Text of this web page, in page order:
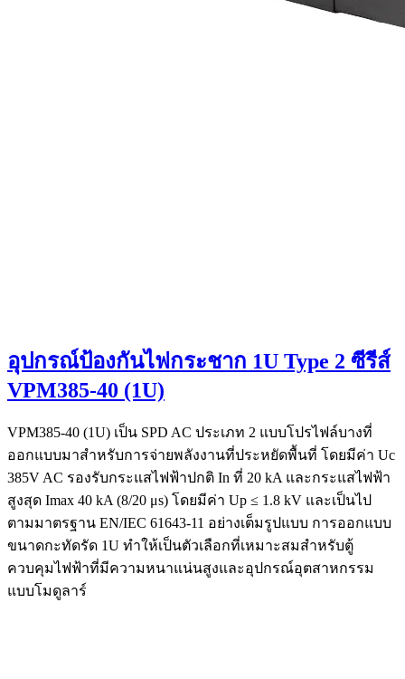
อุปกรณ์ป้องกันไฟกระชาก 1U Type 2 ซีรีส์
VPM385-40 (1U)
VPM385-40 (1U) เป็น SPD AC ประเภท 2 แบบโปรไฟล์บางที่
ออกแบบมาสำหรับการจ่ายพลังงานที่ประหยัดพื้นที่ โดยมีค่า Uc
385V AC รองรับกระแสไฟฟ้าปกติ In ที่ 20 kA และกระแสไฟฟ้า
สูงสุด Imax 40 kA (8/20 μs) โดยมีค่า Up ≤ 1.8 kV และเป็นไป
ตามมาตรฐาน EN/IEC 61643-11 อย่างเต็มรูปแบบ การออกแบบ
ขนาดกะทัดรัด 1U ทำให้เป็นตัวเลือกที่เหมาะสมสำหรับตู้
ควบคุมไฟฟ้าที่มีความหนาแน่นสูงและอุปกรณ์อุตสาหกรรม
แบบโมดูลาร์